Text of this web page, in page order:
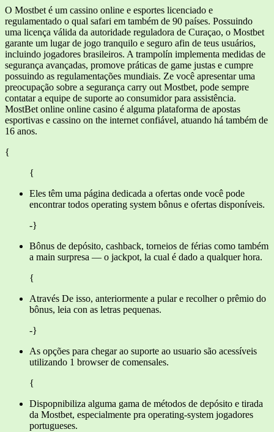
O Mostbet é um cassino online e esportes licenciado e
regulamentado o qual safari em também de 90 países. Possuindo
uma licença válida da autoridade reguladora de Curaçao, o Mostbet
garante um lugar de jogo tranquilo e seguro afin de teus usuários,
incluindo jogadores brasileiros. A trampolín implementa medidas de
segurança avançadas, promove práticas de game justas e cumpre
possuindo as regulamentações mundiais. Ze você apresentar uma
preocupação sobre a segurança carry out Mostbet, pode sempre
contatar a equipe de suporte ao consumidor para assistência.
MostBet online online casino é alguma plataforma de apostas
esportivas e cassino on the internet confiável, atuando há também de
16 anos.
{
{
Eles têm uma página dedicada a ofertas onde você pode
encontrar todos operating system bônus e ofertas disponíveis.
-}
Bônus de depósito, cashback, torneios de férias como também
a main surpresa — o jackpot, la cual é dado a qualquer hora.
{
Através De isso, anteriormente a pular e recolher o prêmio do
bônus, leia con as letras pequenas.
-}
As opções para chegar ao suporte ao usuario são acessíveis
utilizando 1 browser de comensales.
{
Dispopnibiliza alguma gama de métodos de depósito e tirada
da Mostbet, especialmente pra operating-system jogadores
portugueses.